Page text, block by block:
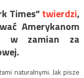
Times”twierdzi,
Amerykanom
w zamian za
naturalnymi. Jak pisze